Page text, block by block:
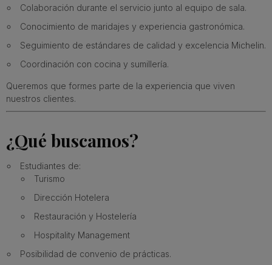
Colaboración durante el servicio junto al equipo de sala.
Conocimiento de maridajes y experiencia gastronómica.
Seguimiento de estándares de calidad y excelencia Michelin.
Coordinación con cocina y sumillería.
Queremos que formes parte de la experiencia que viven
nuestros clientes.
¿Qué buscamos?
Estudiantes de:
Turismo
Dirección Hotelera
Restauración y Hostelería
Hospitality Management
Posibilidad de convenio de prácticas.